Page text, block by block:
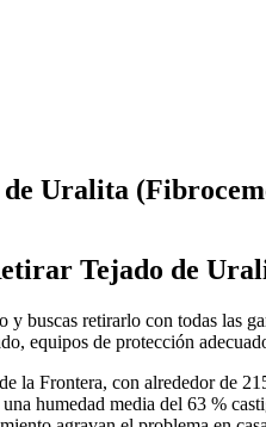
Uralita
Tejado de
y buscas retirarlo con todas las
equipos de protección
la Frontera, con alrededor de
humedad media del 63 %